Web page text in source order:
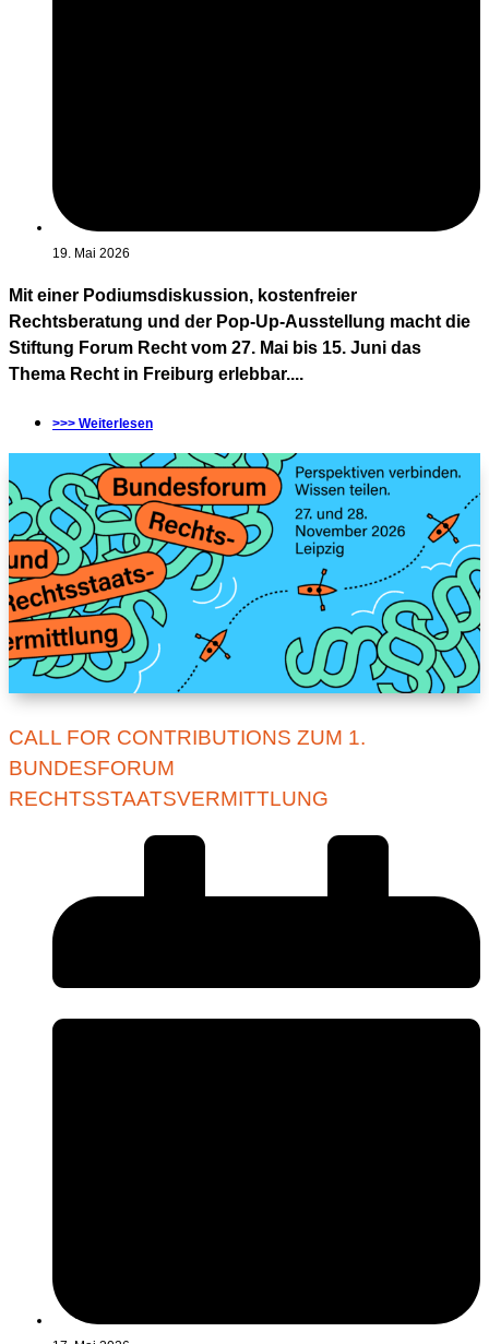
19. Mai 2026
Mit einer Podiumsdiskussion, kostenfreier
Rechtsberatung und der Pop-Up-Ausstellung macht die
Stiftung Forum Recht vom 27. Mai bis 15. Juni das
Thema Recht in Freiburg erlebbar....
>>> Weiterlesen
CALL FOR CONTRIBUTIONS ZUM 1.
BUNDESFORUM
RECHTSSTAATSVERMITTLUNG